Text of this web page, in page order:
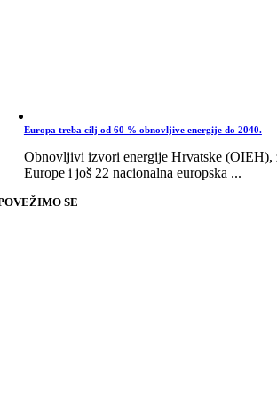
Europa treba cilj od 60 % obnovljive energije do 2040.
Obnovljivi izvori energije Hrvatske (OIEH),
Europe i još 22 nacionalna europska ...
SE